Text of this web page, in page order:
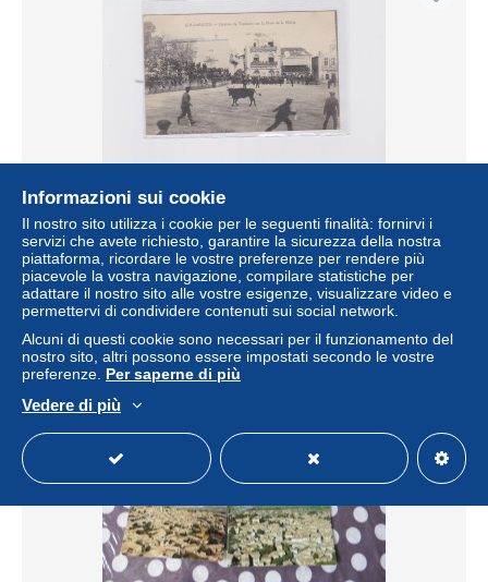
GALLARGUES 30 COURSES TAUREAUX PLACE
MAIRIE
± 5,78 USD
Stato Residenziale
Informazioni sui cookie
Il nostro sito utilizza i cookie per le seguenti finalità: fornirvi i
servizi che avete richiesto, garantire la sicurezza della nostra
piattaforma, ricordare le vostre preferenze per rendere più
piacevole la vostra navigazione, compilare statistiche per
adattare il nostro sito alle vostre esigenze, visualizzare video e
permettervi di condividere contenuti sui social network.
Alcuni di questi cookie sono necessari per il funzionamento del
nostro sito, altri possono essere impostati secondo le vostre
preferenze. Per saperne di più
Vedere di più